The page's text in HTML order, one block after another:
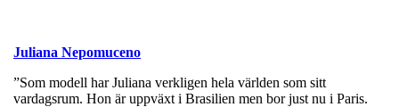
Juliana Nepomuceno
”Som modell har Juliana verkligen hela världen som sitt
vardagsrum. Hon är uppväxt i Brasilien men bor just nu i Paris.